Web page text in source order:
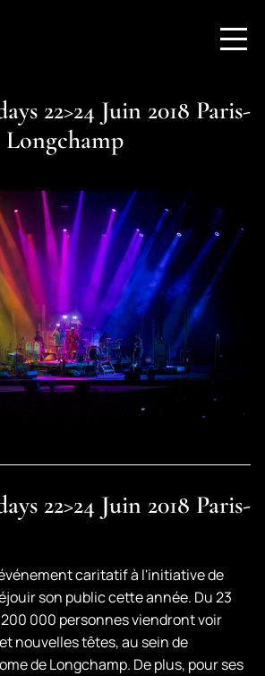
22>24 Juin 2018 Paris-
Longchamp
22>24 Juin 2018 Paris-
caritatif à l'initiative de
son public cette année. Du 23
000 personnes viendront voir
nouvelles têtes, au sein de
de Longchamp. De plus, pour ses